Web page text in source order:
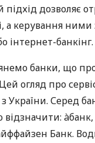
дозволяє
а керування
інтернет-банкінг.
банки, що
огляд про
України. Серед
відзначити: àбанк,
Банк.